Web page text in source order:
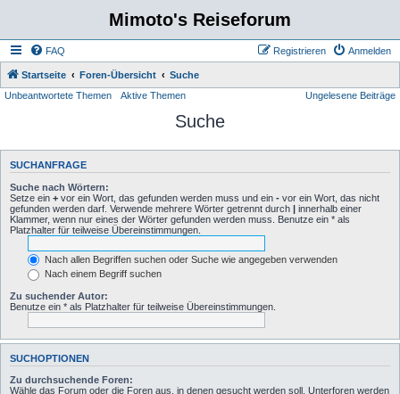
Mimoto's Reiseforum
FAQ Anmelden
Registrieren
Startseite Foren-Übersicht
Suche
Unbeantwortete Themen
Aktive Themen Ungelesene Beiträge
Suche
SUCHANFRAGE
Suche nach Wörtern:
Setze ein + vor ein Wort, das gefunden werden muss und ein - vor ein Wort, das nicht
gefunden werden darf. Verwende mehrere Wörter getrennt durch | innerhalb einer
Klammer, wenn nur eines der Wörter gefunden werden muss. Benutze ein * als
Platzhalter für teilweise Übereinstimmungen.
Nach allen Begriffen suchen oder Suche wie angegeben verwenden
Nach einem Begriff suchen
Zu suchender Autor:
Benutze ein * als Platzhalter für teilweise Übereinstimmungen.
SUCHOPTIONEN
Zu durchsuchende Foren:
Wähle das Forum oder die Foren aus, in denen gesucht werden soll. Unterforen werden